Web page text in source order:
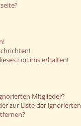
Forums erhalten!
Mitglieder?
zur Liste der